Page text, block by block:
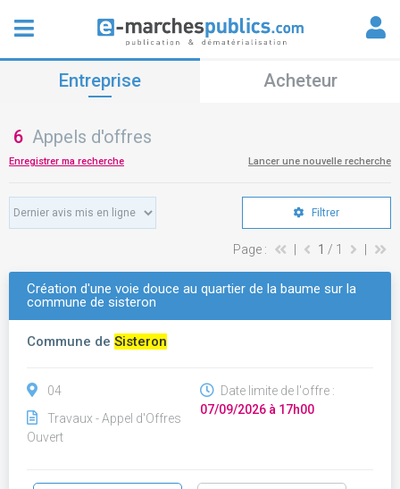
Entreprise Acheteur
6 Appels d'offres
Enregistrer ma recherche Lancer une nouvelle recherche
Filtrer
Page : 1 / 1
Création d'une voie douce au quartier de la baume sur la
commune de sisteron
Commune de Sisteron
04
Travaux - Appel d'Offres
Ouvert
Date limite de l'offre :
07/09/2026 à 17h00